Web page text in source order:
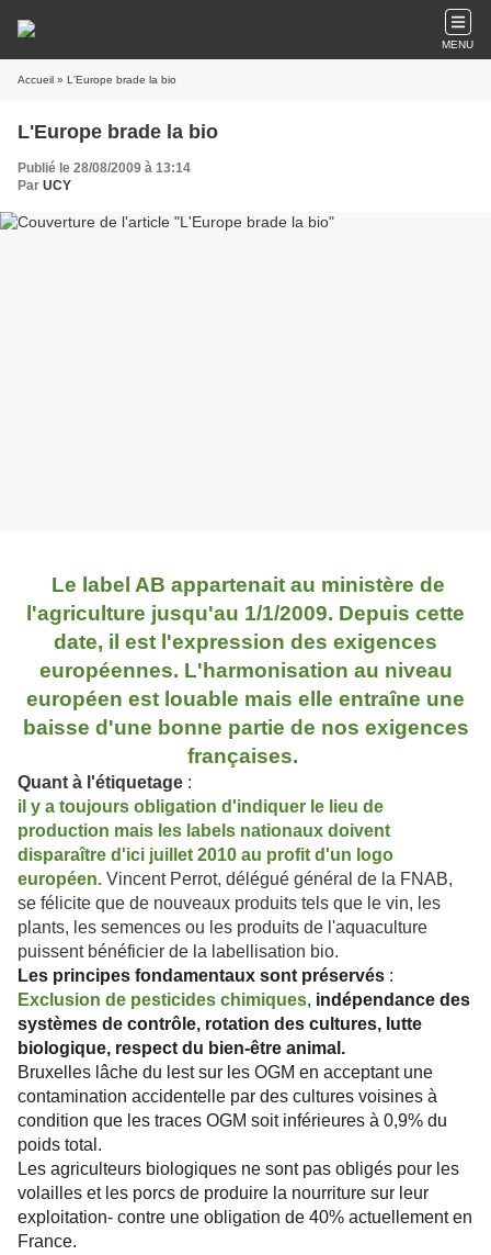
MENU
Accueil » L'Europe brade la bio
L'Europe brade la bio
Publié le 28/08/2009 à 13:14
Par UCY
Le label AB appartenait au ministère de
l'agriculture jusqu'au 1/1/2009. Depuis cette
date, il est l'expression des exigences
européennes. L'harmonisation au niveau
européen est louable mais elle entraîne une
baisse d'une bonne partie de nos exigences
françaises.
Quant à l'étiquetage :
il y a toujours obligation d'indiquer le lieu de
production mais les labels nationaux doivent
disparaître d'ici juillet 2010 au profit d'un logo
européen. Vincent Perrot, délégué général de la FNAB,
se félicite que de nouveaux produits tels que le vin, les
plants, les semences ou les produits de l'aquaculture
puissent bénéficier de la labellisation bio.
Les principes fondamentaux sont préservés :
Exclusion de pesticides chimiques, indépendance des
systèmes de contrôle, rotation des cultures, lutte
biologique, respect du bien-être animal.
Bruxelles lâche du lest sur les OGM en acceptant une
contamination accidentelle par des cultures voisines à
condition que les traces OGM soit inférieures à 0,9% du
poids total.
Les agriculteurs biologiques ne sont pas obligés pour les
volailles et les porcs de produire la nourriture sur leur
exploitation- contre une obligation de 40% actuellement en
France.